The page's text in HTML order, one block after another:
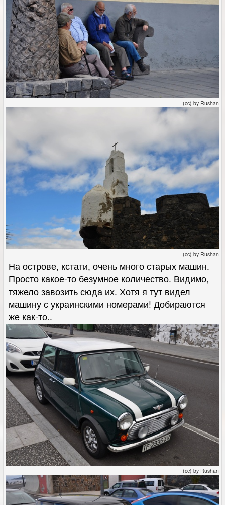
(cc) by Rushan
(cc) by Rushan
На острове, кстати, очень много старых машин.
Просто какое-то безумное количество. Видимо,
тяжело завозить сюда их. Хотя я тут видел
машину с украинскими номерами! Добираются
же как-то..
(cc) by Rushan